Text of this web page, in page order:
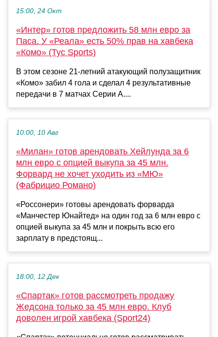
15:00, 24 Окт
«Интер» готов предложить 58 млн евро за
Паса. У «Реала» есть 50% прав на хавбека
«Комо» (Tyc Sports)
В этом сезоне 21-летний атакующий полузащитник
«Комо» забил 4 гола и сделал 4 результативные
передачи в 7 матчах Серии А....
10:00, 10 Авг
«Милан» готов арендовать Хейлунда за 6
млн евро с опцией выкупа за 45 млн.
Форвард не хочет уходить из «МЮ»
(Фабрицио Романо)
«Россонери» готовы арендовать форварда
«Манчестер Юнайтед» на один год за 6 млн евро с
опцией выкупа за 45 млн и покрыть всю его
зарплату в предстоящ...
18:00, 12 Дек
«Спартак» готов рассмотреть продажу
Жедсона только за 45 млн евро. Клуб
доволен игрой хавбека (Sport24)